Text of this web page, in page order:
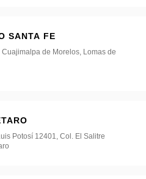
SANTA FE
de Morelos, Lomas de
Potosí 12401, Col. El Salitre